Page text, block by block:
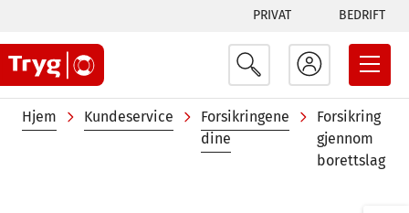
hovedinnhold
Tabs
menu
PRIVAT BEDRIFT
Navigasjonssti
Hjem Kundeservice
Forsikringene
dine
Forsikring
gjennom
borettslag